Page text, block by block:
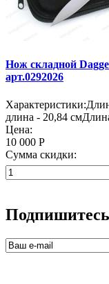
Нож складной
арт.0292026
длина - 20,84
Цена:
10 000 Р
Сумма скидки: